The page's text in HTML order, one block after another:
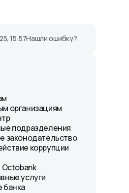
15:57Нашли ошибку?
организациям
подразделения
законодательство
коррупции
Octobank
услуги
банка